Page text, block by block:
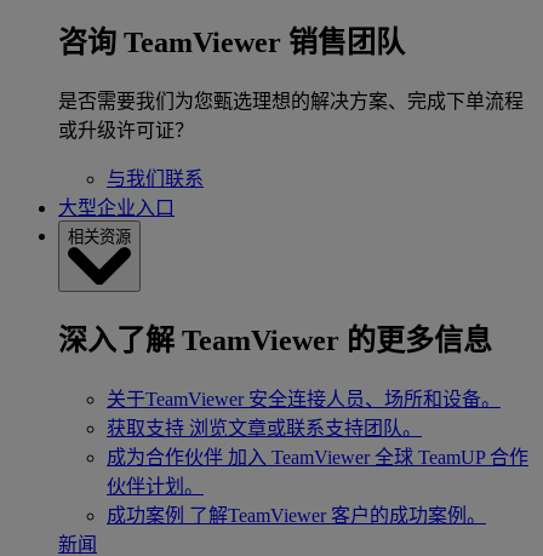
咨询 TeamViewer 销售团队
是否需要我们为您甄选理想的解决方案、完成下单流程
或升级许可证？
与我们联系
大型企业入口
相关资源
深入了解 TeamViewer 的更多信息
关于TeamViewer 安全连接人员、场所和设备。
获取支持 浏览文章或联系支持团队。
成为合作伙伴 加入 TeamViewer 全球 TeamUP 合作
伙伴计划。
成功案例 了解TeamViewer 客户的成功案例。
新闻